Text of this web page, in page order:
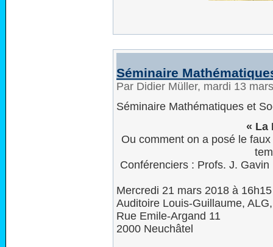
Séminaire
Par Didier Müller, mardi 13
Séminaire Mathématiques et
« La
Ou comment on a posé le
Conférenciers : Profs. J.
Mercredi 21 mars 2018 à 16h15
Auditoire Louis-Guillaume,
Rue Emile-Argand 11
2000 Neuchâtel